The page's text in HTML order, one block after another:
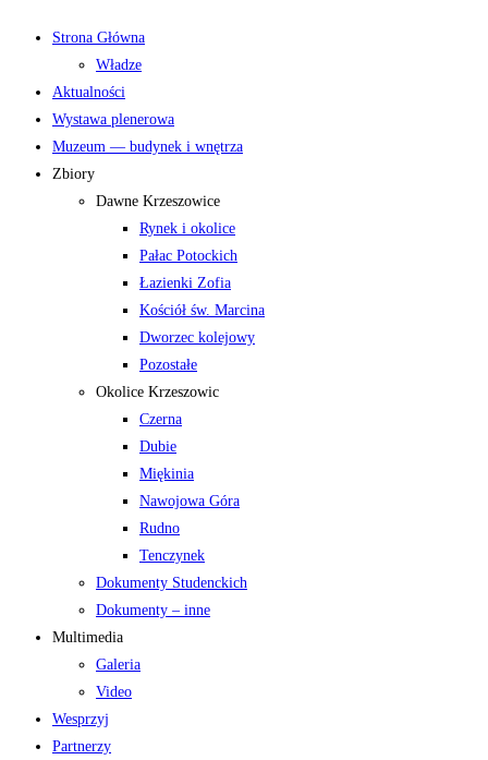
Strona Główna
Władze
Aktualności
Wystawa plenerowa
Muzeum — budynek i wnętrza
Zbiory
Dawne Krzeszowice
Rynek i okolice
Pałac Potockich
Łazienki Zofia
Kościół św. Marcina
Dworzec kolejowy
Pozostałe
Okolice Krzeszowic
Czerna
Dubie
Miękinia
Nawojowa Góra
Rudno
Tenczynek
Dokumenty Studenckich
Dokumenty – inne
Multimedia
Galeria
Video
Wesprzyj
Partnerzy